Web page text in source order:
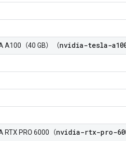
A100（40 GB）（nvidia-tesla-
RTX PRO 6000（nvidia-rtx-pro-